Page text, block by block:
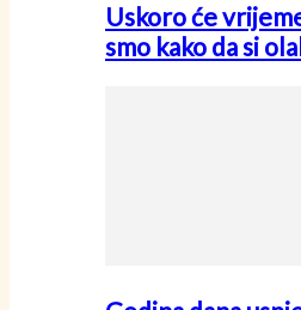
Uskoro će
smo kako da si